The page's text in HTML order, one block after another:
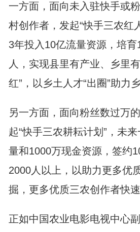
一方面，面向未入驻快手或
村创作者，发起“快手三农红
3年投入10亿流量资源，培
人，实现县里有产业、乡里
红”，以乡土人才“出圈”助力
另一方面，面向粉丝数过万
起“快手三农耕耘计划”，未
量和1000万现金资源，签约
2000人以上，以助力更多优
掘，更多优质三农创作者快速
正如中国农业电影电视中心